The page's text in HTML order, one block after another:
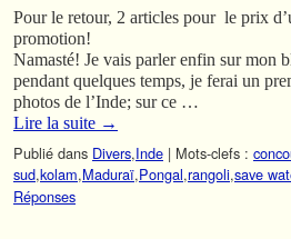
Pour le retour, 2 articles pour le prix
Namasté! Je vais parler enfin sur mon
pendant quelques temps, je ferai un
photos de l’Inde; sur ce …
Lire la suite →
Publié dans Divers,Inde | Mots-clefs :
sud,kolam,Maduraï,Pongal,rangoli,save
Réponses